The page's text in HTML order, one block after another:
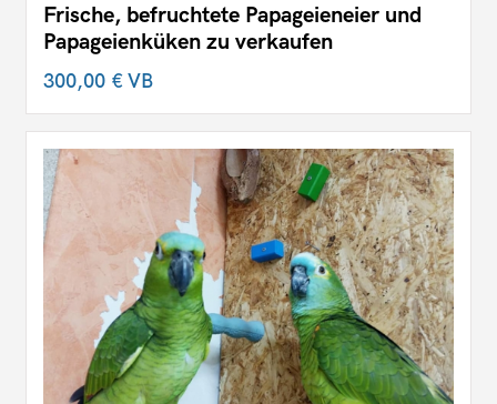
Frische, befruchtete Papageieneier und
Papageienküken zu verkaufen
300,00 €VB